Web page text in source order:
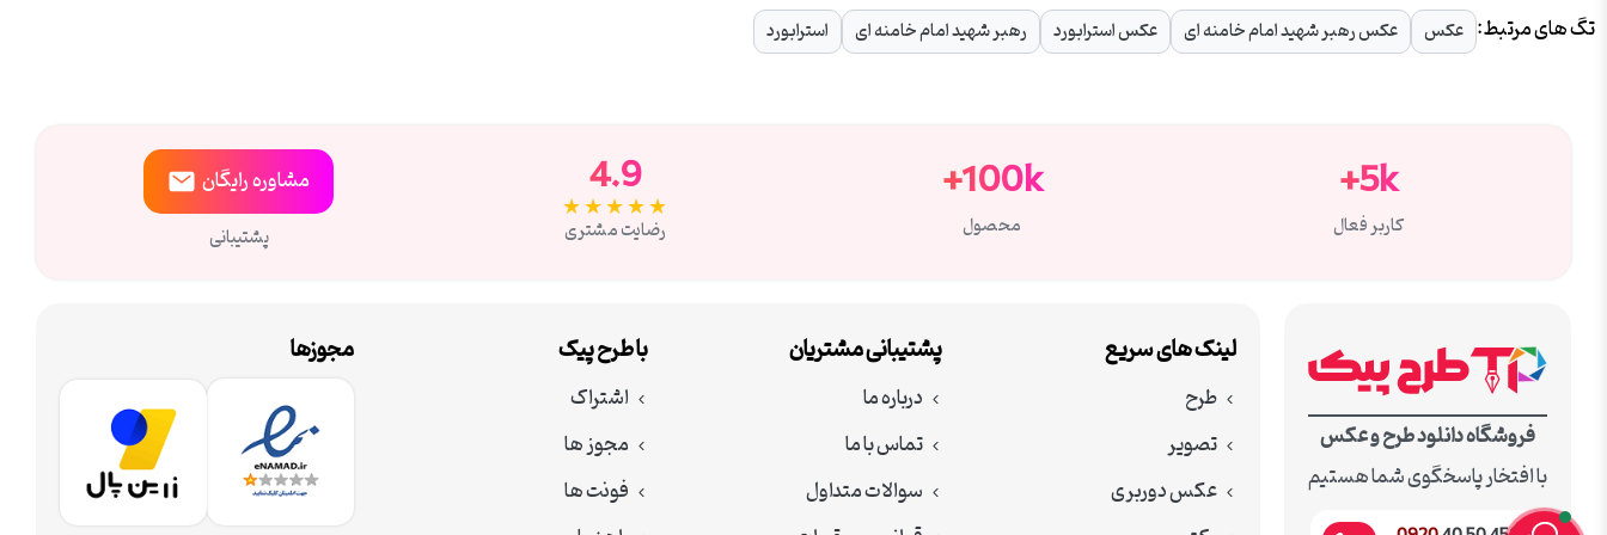
تگ های مرتبط: عکس عکس رهبر شهید امام خامنه ای عکس استرابورد رهبر شهید امام خامنه ای استرابورد
5k+
کاربر فعال
100k+
محصول
4.9
★★★★★
رضایت مشتری
مشاورهرایگان
پشتیبانی
فروشگاه دانلود طرح و عکس
با افتخار پاسخگوی شما هستیم
لینک های سریع
طرح
تصویر
عکس دوربری
پشتیبانی مشتریان
درباره ما
تماس با ما
سوالات متداول
با طرح پیک
اشتراک
مجوز ها
فونت ها
مجوزها